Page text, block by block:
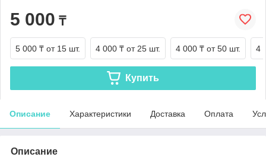
5 000 ₸
5 000 ₸ от 15 шт. 4 000 ₸ от 25 шт. 4 000 ₸ от 50 шт. 4
Купить
Описание Характеристики Доставка Оплата
Описание